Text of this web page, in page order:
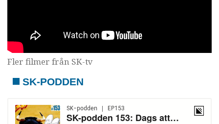
Fler filmer från SK-tv
SK-PODDEN